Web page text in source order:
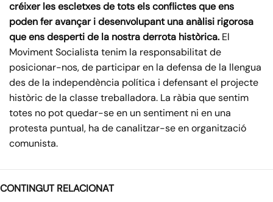
créixer les escletxes de tots els conflictes que ens
poden fer avançar i desenvolupant una anàlisi rigorosa
que ens desperti de la nostra derrota històrica. El
Moviment Socialista tenim la responsabilitat de
posicionar-nos, de participar en la defensa de la llengua
des de la independència política i defensant el projecte
històric de la classe treballadora. La ràbia que sentim
totes no pot quedar-se en un sentiment ni en una
protesta puntual, ha de canalitzar-se en organització
comunista.
CONTINGUT RELACIONAT